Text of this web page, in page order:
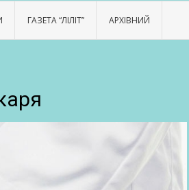
ГАЗЕТА “ЛІЛІТ” АРХІВНИЙ